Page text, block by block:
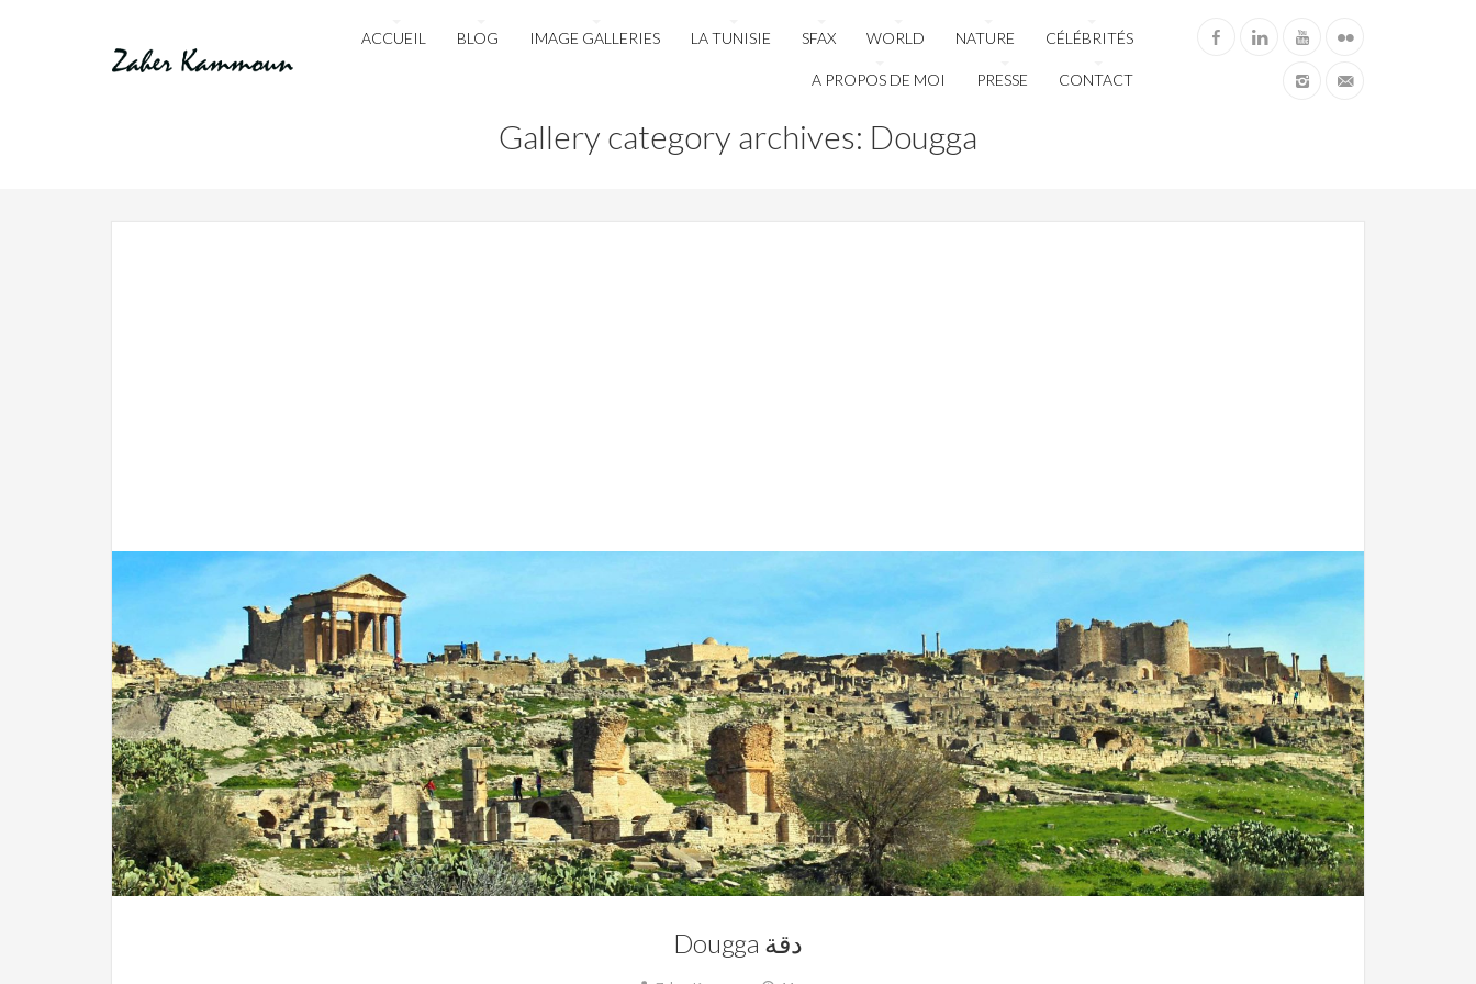
ACCUEIL BLOG IMAGE GALLERIES LA TUNISIE SFAX WORLD NATURE CÉLÉBRITÉS
A PROPOS DE MOI PRESSE CONTACT
Gallery category archives: Dougga
9
Dougga, La Tunisie
Dougga دقة